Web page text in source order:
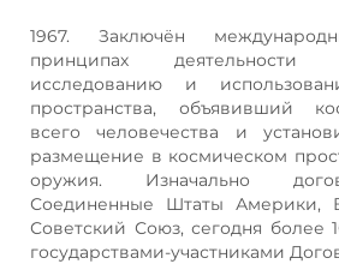
1967. Заключён
принципах деятельности
исследованию и
пространства, объявивший
всего человечества и
размещение в космическом
оружия. Изначально
Соединенные Штаты Америки,
Советский Союз, сегодня более
государствами-участниками